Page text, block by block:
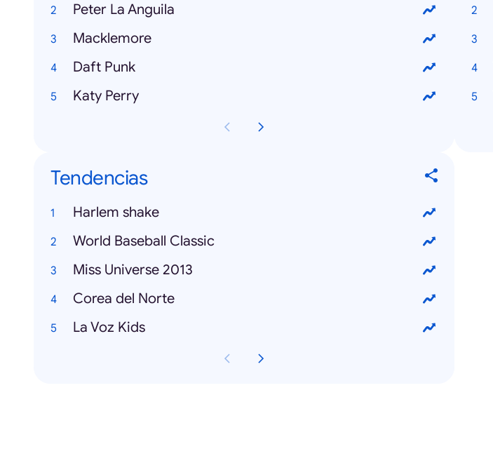
Peter La Anguila
Macklemore
Daft Punk
Katy Perry
Tendencias
Harlem shake
World Baseball Classic
Miss Universe 2013
Corea del Norte
La Voz Kids